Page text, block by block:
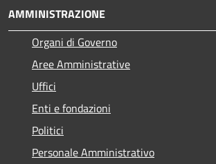
AMMINISTRAZIONE
Organi di Governo
Aree Amministrative
Uffici
Enti e fondazioni
Politici
Personale Amministrativo